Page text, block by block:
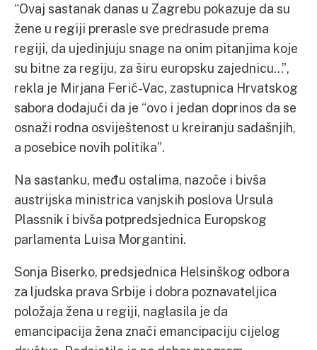
“Ovaj sastanak danas u Zagrebu pokazuje da su
žene u regiji prerasle sve predrasude prema
regiji, da ujedinjuju snage na onim pitanjima koje
su bitne za regiju, za širu europsku zajednicu…”,
rekla je Mirjana Ferić-Vac, zastupnica Hrvatskog
sabora dodajući da je “ovo i jedan doprinos da se
osnaži rodna osviještenost u kreiranju sadašnjih,
a posebice novih politika”.
Na sastanku, među ostalima, nazoče i bivša
austrijska ministrica vanjskih poslova Ursula
Plassnik i bivša potpredsjednica Europskog
parlamenta Luisa Morgantini.
Sonja Biserko, predsjednica Helsinškog odbora
za ljudska prava Srbije i dobra poznavateljica
položaja žena u regiji, naglasila je da
emancipacija žena znači emancipaciju cijelog